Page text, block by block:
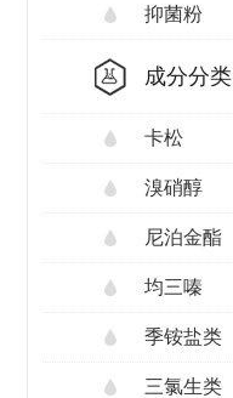
抑菌粉
成分分类
卡松
溴硝醇
尼泊金酯
均三嗪
季铵盐类
三氯生类